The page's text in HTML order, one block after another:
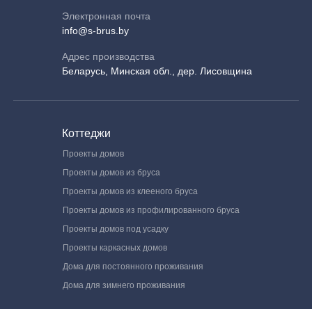
Электронная почта
info@s-brus.by
Адрес производства
Беларусь, Минская обл., дер. Лисовщина
Коттеджи
Проекты домов
Проекты домов из бруса
Проекты домов из клееного бруса
Проекты домов из профилированного бруса
Проекты домов под усадку
Проекты каркасных домов
Дома для постоянного проживания
Дома для зимнего проживания